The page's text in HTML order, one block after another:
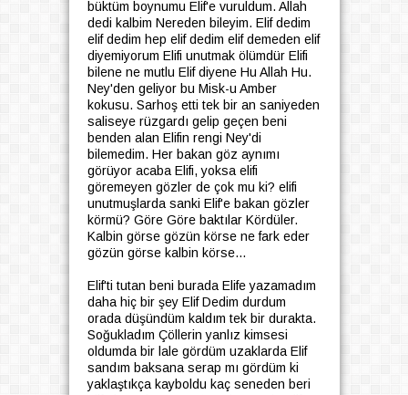
büktüm boynumu Elif'e vuruldum. Allah
dedi kalbim Nereden bileyim. Elif dedim
elif dedim hep elif dedim elif demeden elif
diyemiyorum Elifi unutmak ölümdür Elifi
bilene ne mutlu Elif diyene Hu Allah Hu.
Ney'den geliyor bu Misk-u Amber
kokusu. Sarhoş etti tek bir an saniyeden
saliseye rüzgardı gelip geçen beni
benden alan Elifin rengi Ney'di
bilemedim. Her bakan göz aynımı
görüyor acaba Elifi, yoksa elifi
göremeyen gözler de çok mu ki? elifi
unutmuşlarda sanki Elif'e bakan gözler
körmü? Göre Göre baktılar Kördüler.
Kalbin görse gözün körse ne fark eder
gözün görse kalbin körse...
Elif'ti tutan beni burada Elife yazamadım
daha hiç bir şey Elif Dedim durdum
orada düşündüm kaldım tek bir durakta.
Soğukladım Çöllerin yanlız kimsesi
oldumda bir lale gördüm uzaklarda Elif
sandım baksana serap mı gördüm ki
yaklaştıkça kayboldu kaç seneden beri